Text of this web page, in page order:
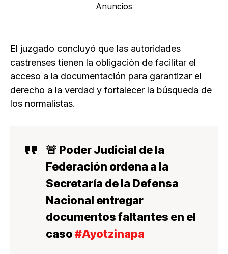
Anuncios
El juzgado concluyó que las autoridades
castrenses tienen la obligación de facilitar el
acceso a la documentación para garantizar el
derecho a la verdad y fortalecer la búsqueda de
los normalistas.
🚨 Poder Judicial de la
Federación ordena a la
Secretaría de la Defensa
Nacional entregar
documentos faltantes en el
caso#Ayotzinapa